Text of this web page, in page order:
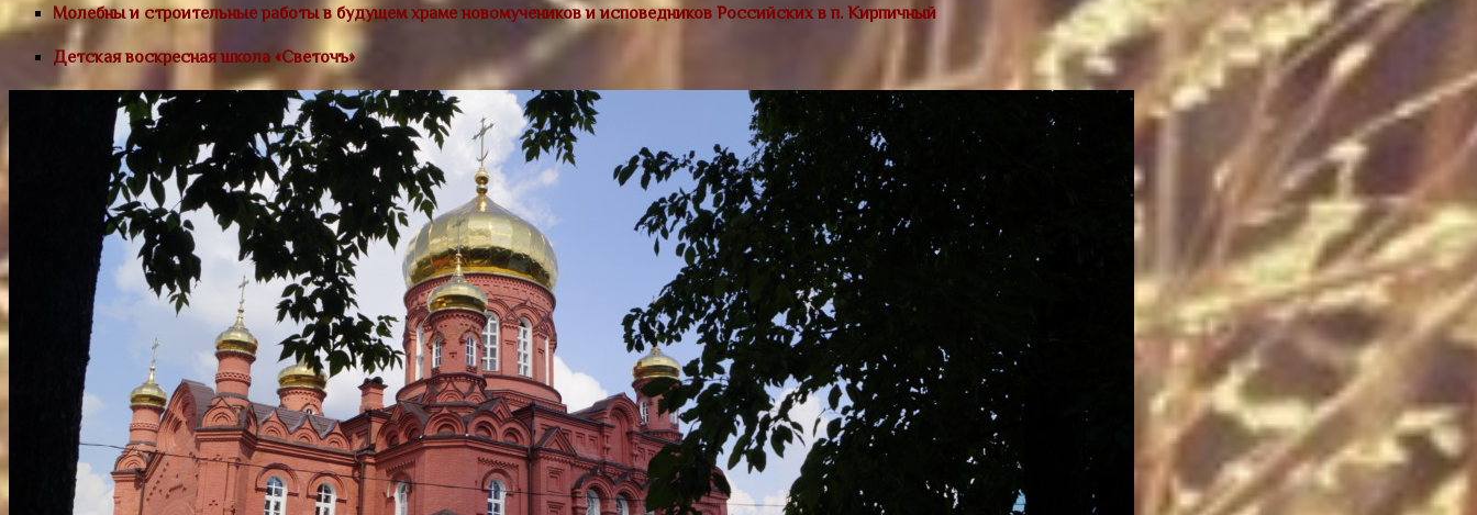
Молебны и строительные работы в будущем храме новомучеников и исповедников Российских в п. Кирпичный
Детская воскресная школа «Светочъ»